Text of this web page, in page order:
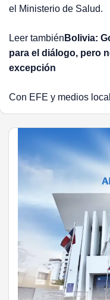
el Ministerio de Salud.
Leer también Bolivia:
para el diálogo, pero
excepción
Con EFE y medios